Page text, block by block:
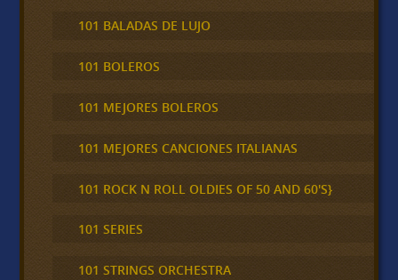
101 BALADAS DE LUJO
101 BOLEROS
101 MEJORES BOLEROS
101 MEJORES CANCIONES ITALIANAS
101 ROCK N ROLL OLDIES OF 50 AND 60'S}
101 SERIES
101 STRINGS ORCHESTRA